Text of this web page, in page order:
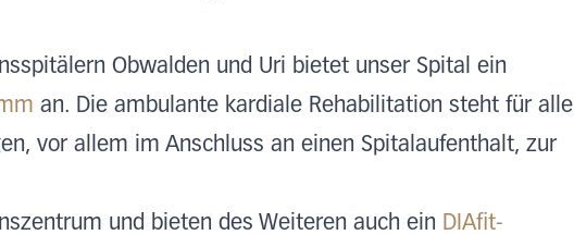
Obwalden und Uri bietet unser Spital ein
an. Die ambulante kardiale Rehabilitation steht für alle
vor allem im Anschluss an einen Spitalaufenthalt, zur
und bieten des Weiteren auch ein DIAfit-